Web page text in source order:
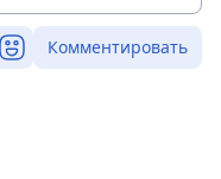
Комментировать